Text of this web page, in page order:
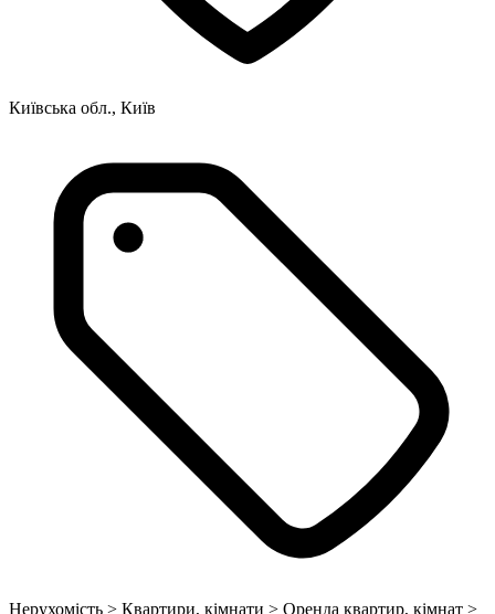
Київська обл., Київ
Нерухомість > Квартири, кімнати > Оренда квартир, кімнат >